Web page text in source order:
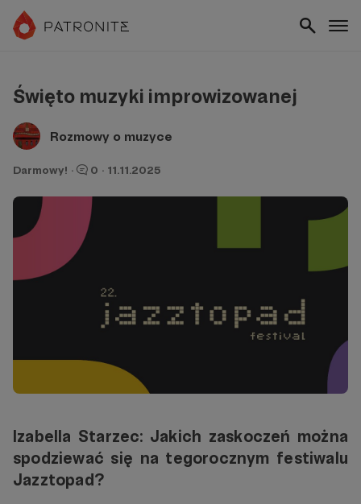
Święto muzyki improwizowanej
Rozmowy o muzyce
Darmowy! · 0 · 11.11.2025
Izabella Starzec: Jakich zaskoczeń można
spodziewać się na tegorocznym festiwalu
Jazztopad?